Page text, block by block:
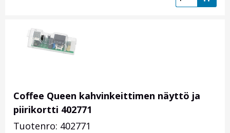
Coffee Queen kahvinkeittimen näyttö ja
piirikortti 402771
Tuotenro: 402771